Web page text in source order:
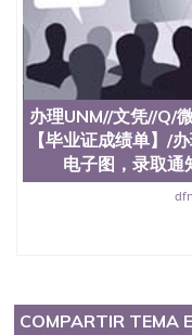
办理UNM//文凭//Q/
【毕业证成绩单】/
电子图，录取通
COMPARTIR TEMA